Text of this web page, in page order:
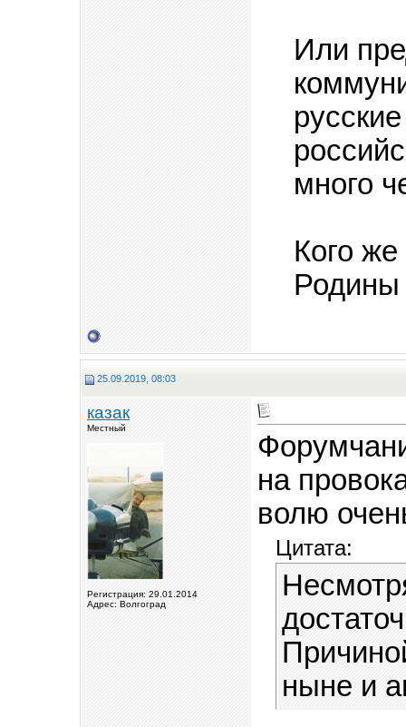
Или
много
Кого
Родины
25.09.2019, 08:03
казак
Местный
Регистрация: 29.01.2014
Адрес: Волгоград
на
волю
Цитата:
ныне и